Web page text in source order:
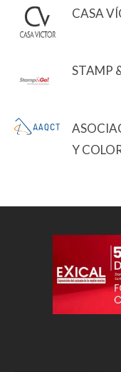
CASA
STAMP
Y